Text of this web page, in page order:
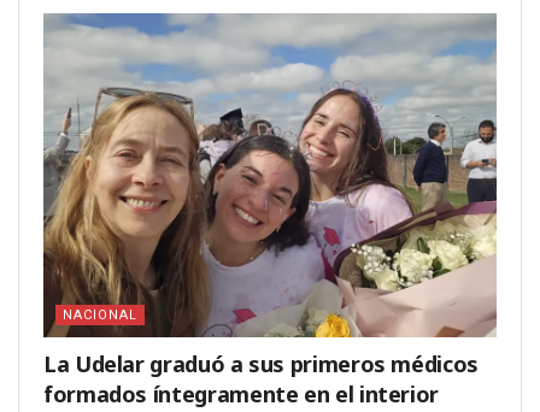
NACIONAL
La Udelar graduó a sus primeros médicos
formados íntegramente en el interior